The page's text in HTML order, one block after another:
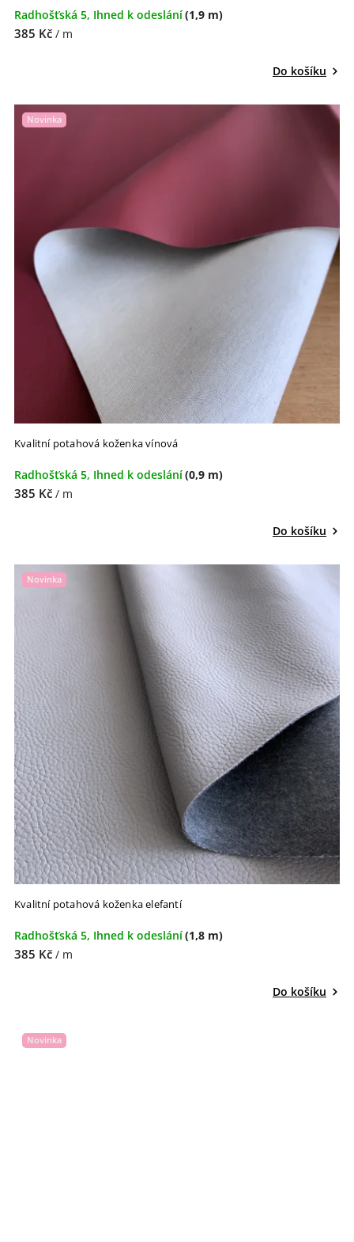
Radhošťská 5, Ihned k odeslání(1,9 m)
385 Kč / m
Do košíku
Novinka
Kvalitní potahová koženka vínová
Radhošťská 5, Ihned k odeslání(0,9 m)
385 Kč / m
Do košíku
Novinka
Kvalitní potahová koženka elefantí
Radhošťská 5, Ihned k odeslání(1,8 m)
385 Kč / m
Do košíku
Novinka